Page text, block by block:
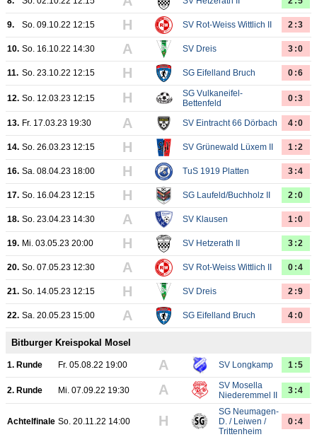
9. So. 09.10.22 12:15 H SV Rot-Weiss Wittlich II 2:3
10. So. 16.10.22 14:30 A SV Dreis 3:0
11. So. 23.10.22 12:15 H SG Eifelland Bruch 0:6
12. So. 12.03.23 12:15 H
SG Vulkaneifel-
Bettenfeld
0:3
13. Fr. 17.03.23 19:30 A SV Eintracht 66 Dörbach 4:0
14. So. 26.03.23 12:15 H SV Grünewald Lüxem II 1:2
16. Sa. 08.04.23 18:00 H TuS 1919 Platten 3:4
17. So. 16.04.23 12:15 H SG Laufeld/Buchholz II 2:0
18. So. 23.04.23 14:30 A SV Klausen 1:0
19. Mi. 03.05.23 20:00 H SV Hetzerath II 3:2
20. So. 07.05.23 12:30 A SV Rot-Weiss Wittlich II 0:4
21. So. 14.05.23 12:15 H SV Dreis 2:9
22. Sa. 20.05.23 15:00 A SG Eifelland Bruch 4:0
Bitburger Kreispokal Mosel
1. Runde Fr. 05.08.22 19:00 A SV Longkamp 1:5
2. Runde Mi. 07.09.22 19:30 A
SV Mosella
Niederemmel II
3:4
Achtelfinale So. 20.11.22 14:00 H
SG Neumagen-
D. / Leiwen /
Trittenheim
0:4